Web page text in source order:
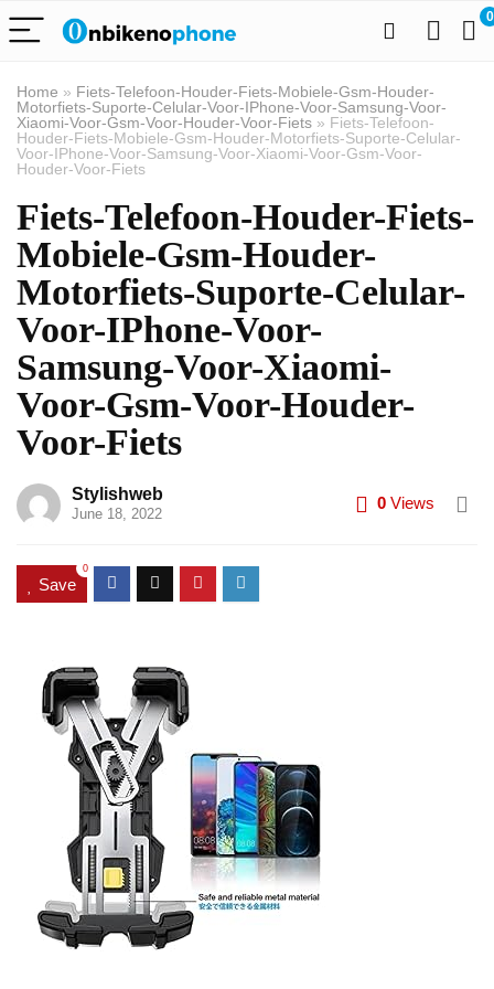
0
Home » Fiets-Telefoon-Houder-Fiets-Mobiele-Gsm-Houder-
Motorfiets-Suporte-Celular-Voor-IPhone-Voor-Samsung-Voor-
Xiaomi-Voor-Gsm-Voor-Houder-Voor-Fiets » Fiets-Telefoon-
Houder-Fiets-Mobiele-Gsm-Houder-Motorfiets-Suporte-Celular-
Voor-IPhone-Voor-Samsung-Voor-Xiaomi-Voor-Gsm-Voor-
Houder-Voor-Fiets
Fiets-Telefoon-Houder-Fiets-
Mobiele-Gsm-Houder-
Motorfiets-Suporte-Celular-
Voor-IPhone-Voor-
Samsung-Voor-Xiaomi-
Voor-Gsm-Voor-Houder-
Voor-Fiets
Stylishweb
June 18, 2022
0 Views
Save
0